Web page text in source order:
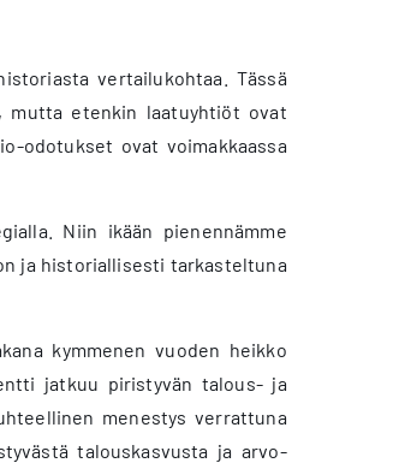
vertailukohtaa. Tässä
mutta etenkin laatuyhtiöt ovat
odotukset ovat voimakkaassa
Niin ikään pienennämme
ja historiallisesti tarkasteltuna
kymmenen vuoden heikko
jatkuu piristyvän talous- ja
menestys verrattuna
talouskasvusta ja arvo-